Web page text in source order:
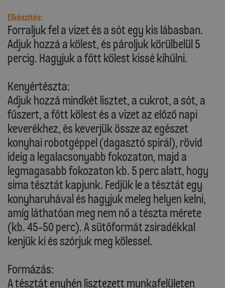
Elkészítés:
Forraljuk fel a vizet és a sót egy kis lábasban.
Adjuk hozzá a kölest, és pároljuk körülbelül 5
percig. Hagyjuk a főtt kölest kissé kihűlni.
Kenyértészta:
Adjuk hozzá mindkét lisztet, a cukrot, a sót, a
fűszert, a főtt kölest és a vizet az előző napi
keverékhez, és keverjük össze az egészet
konyhai robotgéppel (dagasztó spirál), rövid
ideig a legalacsonyabb fokozaton, majd a
legmagasabb fokozaton kb. 5 perc alatt, hogy
sima tésztát kapjunk. Fedjük le a tésztát egy
konyharuhával és hagyjuk meleg helyen kelni,
amíg láthatóan meg nem nő a tészta mérete
(kb. 45-50 perc). A sütőformát zsiradékkal
kenjük ki és szórjuk meg kölessel.
Formázás:
A tésztát enyhén lisztezett munkafelületen